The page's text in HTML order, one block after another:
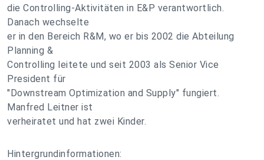
die Controlling-Aktivitäten in E&P verantwortlich.
Danach wechselte
er in den Bereich R&M, wo er bis 2002 die Abteilung
Planning &
Controlling leitete und seit 2003 als Senior Vice
President für
"Downstream Optimization and Supply" fungiert.
Manfred Leitner ist
verheiratet und hat zwei Kinder.
Hintergrundinformationen: